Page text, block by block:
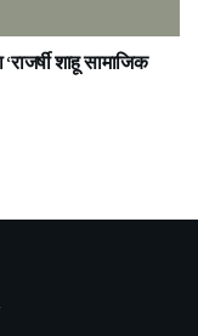
शाहू सामाजिक